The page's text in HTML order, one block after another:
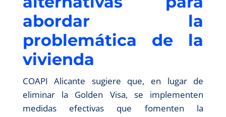
abordar la
problemática de la
vivienda
COAPI Alicante sugiere que, en lugar de
eliminar la Golden Visa, se implementen
medidas efectivas que fomenten la